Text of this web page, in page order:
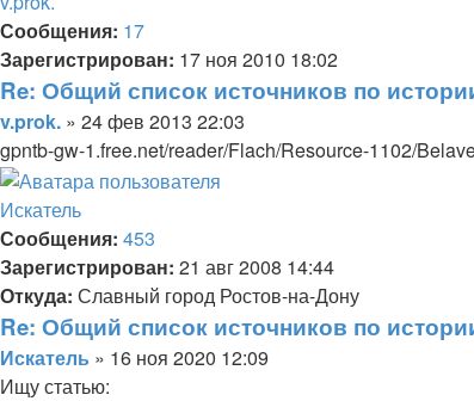
к
началу
Сообщения: 17
Зарегистрирован: 17 ноя 2010 18:02
Re: Общий список источников по
Цитата
Сообщение
v.prok. » 24 фев 2013 22:03
gpntb-gw-1.free.net/reader/Flach/Resource-1102/
Вернуться
к
началу
Искатель
Сообщения: 453
Зарегистрирован: 21 авг 2008 14:44
Откуда: Славный город Ростов-на-Дону
Re: Общий список источников по
Цитата
Сообщение
Искатель » 16 ноя 2020 12:09
Ищу статью: